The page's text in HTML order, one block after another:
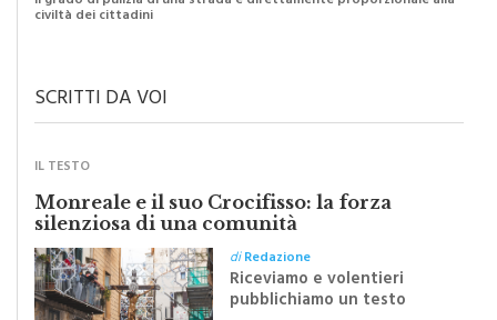
civiltà dei cittadini
SCRITTI DA VOI
IL TESTO
Monreale e il suo Crocifisso: la forza
silenziosa di una comunità
diRedazione
Riceviamo e volentieri
pubblichiamo un testo